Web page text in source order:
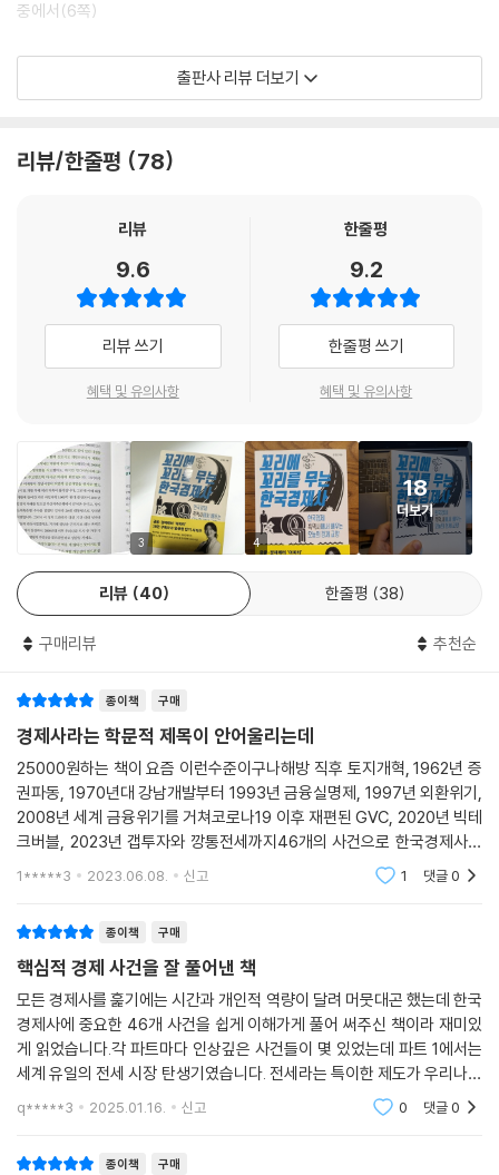
중에서(6쪽)
2019년에는 저축은행에 예금자보호법이 적용되지 않는 돈이 6조 5,000
억 원어치나 저금되어 있었답니다. 금융 사고 보호는 전 세계적으로 중요
때문이에요. 개인이 구조를 이길 방법은 없다고 봐도 좋아요. 그래서 불합
은 나 자신인 만큼, 내가 책임져야 하는 부분에서는 최대한 똑똑한 소비자
고, 1972년 8·3사채동결조치 때는 그럴 수도 없었어요. 저축은행의 탄생
이 1972년이었다고 앞에서 말씀드렸죠? 이제부터 기업이 서민들에게 사
채를 빌려 쓰던 기이한 관습에 대해서 이야기를 풀어볼게요. ─〈4-3. 대기
업이 중소기업 대리한테 돈을 빌려달라면?〉 중에서(347~348쪽)
─증권파동, 강남개발부터 빅테크버블, 깡통전세까지
해방 직후 토지개혁, 1962년 증권파동, 1970년대 강남개발부터
1993년 금융실명제, 1997년 외환위기, 2008년 세계 금융위기를 거쳐
코로나19 이후 재편된 GVC, 2020년 빅테크버블, 2023년 갭투자와 깡
통전세까지
46개의 사건으로 한국경제사를 독파합니다.
한국현대사는 무척 빠르고 역동적으로 흘러왔습니다. 그만큼 경제가 빠르
미래를 통찰할 인사이트와 힘을 주었다는 점에서 빠짐없이 살펴볼 필요가
있습니다. 가령 금융 비리를 해결하는 첫걸음이었던 1993년 금융실명제
도입은 강남 아파트 10만 채 해먹은 1982년 ‘장영자·이철희 어음사기 사
건’이라는 희대의 사기 사건이 없었다면 조금 더 어려웠을지도 몰라요.
이 책은 부동산, 노동과 복지, 금융경제, 정치와 경제, 국제관계 등 한국경
제사에서 주목할 여러 분야를 고루 다루면서, 한국경제의 면면을 가장 잘
제적 사건, 사고 들을 돌아보면 가슴 아픈 일도, 흥미진진한 일도, 통쾌한
일도 가득합니다. 해방 직후부터 바로 오늘까지 80여 년의 역사를 단숨에
따라가며 한국경제를 만든 역사적 순간들을 만나보세요.
이 책은 우리가 겪은 오늘의 사건과 그 사건의 뿌리나 유사한 사건을 연결
해 이야기를 풀어갑니다. 저를 포함해 평범한 사람들이 낯선 역사를 처음
으로 공부하기에는 각종 사건·사고만 한 이야깃거리가 없거든요. 과거 한
국 사회의 충격적인 사건·사고로부터 시작하다 보니 우리 경제의 흑역사가
게 성장해 온 국가에서 여러 사건이 꼬리에 꼬리를 무는 것은, 그 사회가 살
출판사 리뷰 더보기
리뷰/한줄평 78
리뷰
9.6
리뷰 쓰기
혜택 및 유의사항
한줄평
9.2
한줄평 쓰기
혜택 및 유의사항
3 4
18
더보기
리뷰 40 한줄평 38
구매리뷰 추천순
종이책 구매
경제사라는 학문적 제목이 안어울리는데
25000원하는 책이 요즘 이런수준이구나해방 직후 토지개혁, 1962년 증
권파동, 1970년대 강남개발부터 1993년 금융실명제, 1997년 외환위기,
2008년 세계 금융위기를 거쳐코로나19 이후 재편된 GVC, 2020년 빅테
크버블, 2023년 갭투자와 깡통전세까지46개의 사건으로 한국경제사를
독파합니다.라는 추천글 보고 구입해 배송받자마자 대충 그자리에서 다 읽
1*****3 2023.06.08. 신고 1 댓글0
종이책 구매
핵심적 경제 사건을 잘 풀어낸 책
모든 경제사를 훑기에는 시간과 개인적 역량이 달려 머뭇대곤 했는데 한국
경제사에 중요한 46개 사건을 쉽게 이해가게 풀어 써주신 책이라 재미있
게 읽었습니다.각 파트마다 인상깊은 사건들이 몇 있었는데 파트 1에서는
세계 유일의 전세 시장 탄생기였습니다. 전세라는 특이한 제도가 우리나라
에서만 있는 것은 알고 있었는데 어떻게 탄생하였는지가 나와 있어 흥미롭
게 읽었습니다.파
q*****3 2025.01.16. 신고 0 댓글0
종이책 구매